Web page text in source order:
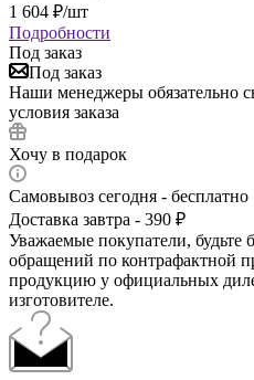
1 604 ₽/шт
Подробности
Под заказ
Под заказ
Наши менеджеры обязательно
условия заказа
Хочу в подарок
Самовывоз сегодня - бесплатно
Доставка завтра - 390 ₽
Уважаемые покупатели, будьте
обращений по контрафактной
продукцию у официальных
изготовителе.